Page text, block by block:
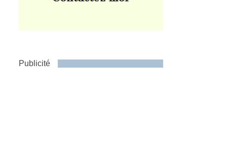
Publicité